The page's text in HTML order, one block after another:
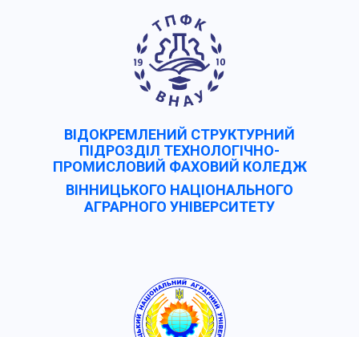
ВІДОКРЕМЛЕНИЙ СТРУКТУРНИЙ
ПІДРОЗДІЛ ТЕХНОЛОГІЧНО-
ПРОМИСЛОВИЙ ФАХОВИЙ КОЛЕДЖ
ВІННИЦЬКОГО НАЦІОНАЛЬНОГО
АГРАРНОГО УНІВЕРCИТЕТУ